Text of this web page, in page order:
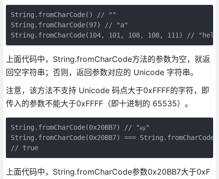
String.fromCharCode() // ""
String.fromCharCode(97) // "a"
上面代码中，String.fromCharCode方法的参数为空，就返
回空字符串；否则，返回参数对应的 Unicode 字符串。
注意，该方法不支持 Unicode 码点大于0xFFFF的字符，即
传入的参数不能大于0xFFFF（即十进制的 65535）。
String.fromCharCode(0x20BB7) // "ஷ"
String.fromCharCode(0x20BB7) ===
// true
上面代码中，String.fromCharCode参数0x20BB7大于0xF